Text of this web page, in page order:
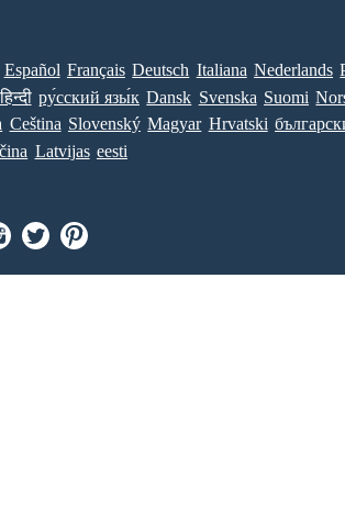
Español Français Deutsch Italiana Nederlands
हिन्दी ру́сский язы́к Dansk Svenska Suomi
Ceština Slovenský Magyar Hrvatski
Latvijas eesti